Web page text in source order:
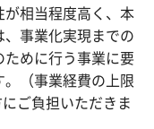
相当程度高く、本
事業化実現までの
めに行う事業に要
（事業経費の上限
ご負担いただきま